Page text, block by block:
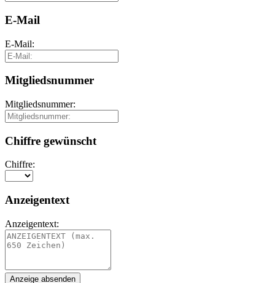
E-Mail
E-Mail:
Mitgliedsnummer
Mitgliedsnummer:
Chiffre gewünscht
Chiffre:
Anzeigentext
Anzeigentext: